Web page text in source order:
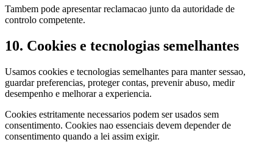
Tambem pode apresentar reclamacao junto da autoridade de
controlo competente.
10. Cookies e tecnologias semelhantes
Usamos cookies e tecnologias semelhantes para manter sessao,
guardar preferencias, proteger contas, prevenir abuso, medir
desempenho e melhorar a experiencia.
Cookies estritamente necessarios podem ser usados sem
consentimento. Cookies nao essenciais devem depender de
consentimento quando a lei assim exigir.